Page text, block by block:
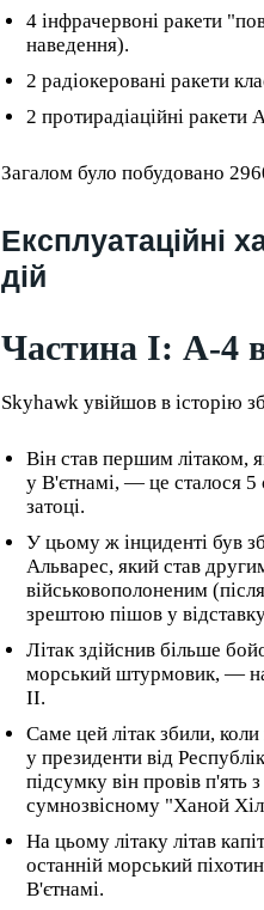
4 інфрачервоні ракети
наведення).
2 радіокеровані ракети
2 протирадіаційні ракети
Загалом було побудовано
Експлуатаційні
дій
Частина I: А-4
Skyhawk увійшов в історію
Він став першим літаком,
у В'єтнамі, — це сталося 5
затоці.
У цьому ж інциденті був
Альварес, який став
військовополоненим
зрештою пішов у
Літак здійснив більше
морський штурмовик, —
II.
Саме цей літак збили,
у президенти від
підсумку він провів п'ять
сумнозвісному "Ханой
На цьому літаку літав
останній морський
В'єтнамі.